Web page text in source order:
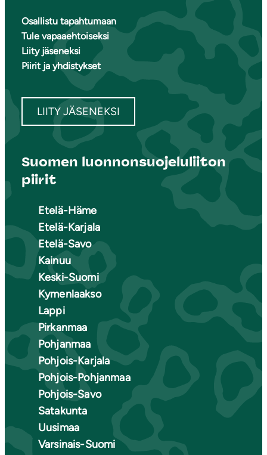
Osallistu tapahtumaan
Tule vapaaehtoiseksi
Liity jäseneksi
Piirit ja yhdistykset
LIITY JÄSENEKSI
Suomen luonnonsuojeluliiton
piirit
Etelä-Häme
Etelä-Karjala
Etelä-Savo
Kainuu
Keski-Suomi
Kymenlaakso
Lappi
Pirkanmaa
Pohjanmaa
Pohjois-Karjala
Pohjois-Pohjanmaa
Pohjois-Savo
Satakunta
Uusimaa
Varsinais-Suomi